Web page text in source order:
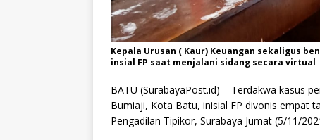
Kepala Urusan ( Kaur) Keuangan sekaligus
insial FP saat menjalani sidang secara virtual
BATU (SurabayaPost.id) – Terdakwa kasus
Bumiaji, Kota Batu, inisial FP divonis empat
Pengadilan Tipikor, Surabaya Jumat (5/11/